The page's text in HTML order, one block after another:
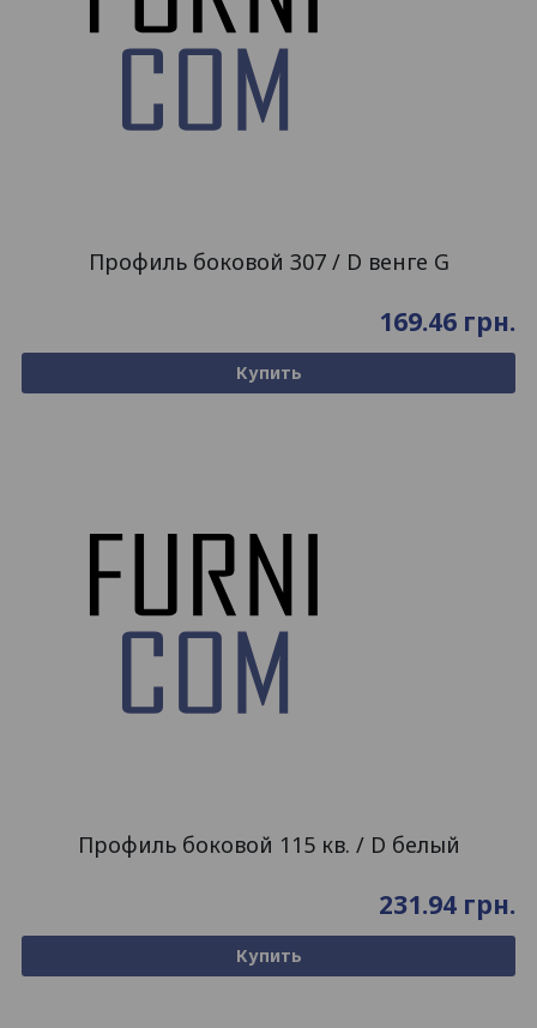
Профиль боковой 307 / D венге G
169.46 грн.
Купить
Профиль боковой 115 кв. / D белый
231.94 грн.
Купить